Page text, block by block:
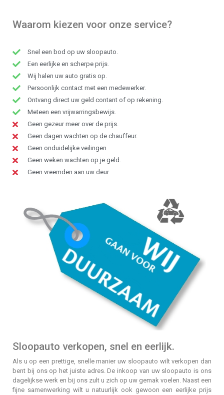
Waarom kiezen voor onze service?
Snel een bod op uw sloopauto.
Een eerlijke en scherpe prijs.
Wij halen uw auto gratis op.
Persoonlijk contact met een medewerker.
Ontvang direct uw geld contant of op rekening.
Meteen een vrijwarringsbewijs.
Geen gezeur meer over de prijs.
Geen dagen wachten op de chauffeur.
Geen onduidelijke veilingen
Geen weken wachten op je geld.
Geen vreemden aan uw deur
Sloopauto verkopen, snel en eerlijk.
Als u op een prettige, snelle manier uw sloopauto wilt verkopen dan
bent bij ons op het juiste adres. De inkoop van uw sloopauto is ons
dagelijkse werk en bij ons zult u zich op uw gemak voelen. Naast een
fijne samenwerking wilt u natuurlijk ook gewoon een eerlijke prijs